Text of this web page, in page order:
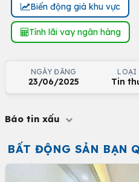
Biến động giá khu vực
Tính lãi vay ngân hàng
NGÀY ĐĂNG
23/06/2025
LOẠI
Tin
Báo tin xấu
BẤT ĐỘNG SẢN BẠN